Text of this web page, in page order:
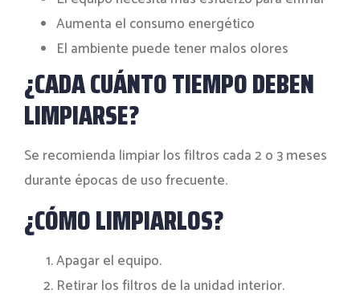
Aumenta el consumo energético
El ambiente puede tener malos olores
¿CADA CUÁNTO TIEMPO DEBEN
LIMPIARSE?
Se recomienda limpiar los filtros cada 2 o 3 meses
durante épocas de uso frecuente.
¿CÓMO LIMPIARLOS?
Apagar el equipo.
Retirar los filtros de la unidad interior.